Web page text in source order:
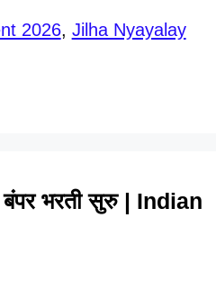
2026, Jilha Nyayalay
बंपर भरती सुरु | Indian